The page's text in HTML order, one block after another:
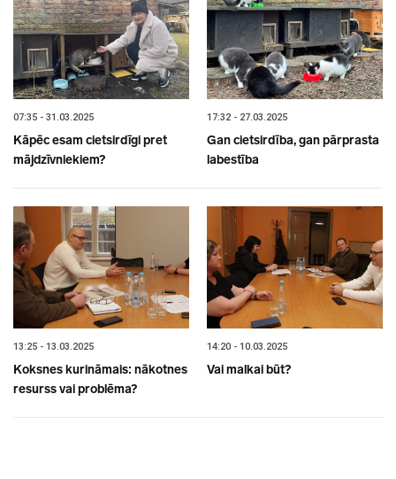
07:35 - 31.03.2025
Kāpēc esam cietsirdīgi pret
mājdzīvniekiem?
17:32 - 27.03.2025
Gan cietsirdība, gan pārprasta
labestība
13:25 - 13.03.2025
Koksnes kurināmais: nākotnes
resurss vai problēma?
14:20 - 10.03.2025
Vai malkai būt?